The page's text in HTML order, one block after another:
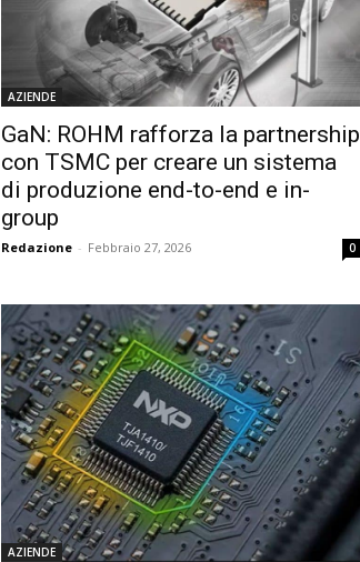
AZIENDE
GaN: ROHM rafforza la partnership
con TSMC per creare un sistema
di produzione end-to-end e in-
group
Redazione - Febbraio 27, 2026 0
AZIENDE